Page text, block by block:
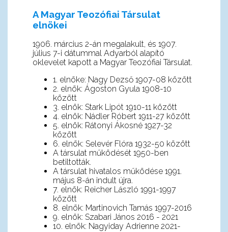
A Magyar Teozófiai Társulat
elnökei
1906. március 2-án megalakult, és 1907.
július 7-i dátummal Adyarból alapító
oklevelet kapott a Magyar Teozófiai Társulat.
1. elnöke: Nagy Dezső 1907-08 között
2. elnök: Ágoston Gyula 1908-10
között
3. elnök: Stark Lipót 1910-11 között
4. elnök: Nádler Róbert 1911-27 között
5. elnök: Rátonyi Ákosné 1927-32
között
6. elnök: Selevér Flóra 1932-50 között
A társulat működését 1950-ben
betiltották.
A társulat hivatalos működése 1991.
május 8-án indult újra.
7. elnök: Reicher László 1991-1997
között
8. elnök: Martinovich Tamás 1997-2016
9. elnök: Szabari János 2016 - 2021
10. elnök: Nagyiday Adrienne 2021-